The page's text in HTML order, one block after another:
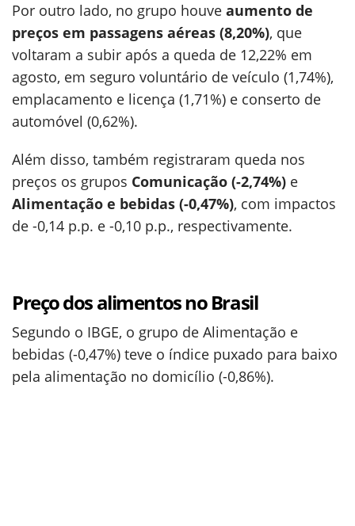
Por outro lado, no grupo houve aumento de
preços em passagens aéreas (8,20%), que
voltaram a subir após a queda de 12,22% em
agosto, em seguro voluntário de veículo (1,74%),
emplacamento e licença (1,71%) e conserto de
automóvel (0,62%).
Além disso, também registraram queda nos
preços os grupos Comunicação (-2,74%) e
Alimentação e bebidas (-0,47%), com impactos
de -0,14 p.p. e -0,10 p.p., respectivamente.
Preço dos alimentos no Brasil
Segundo o IBGE, o grupo de Alimentação e
bebidas (-0,47%) teve o índice puxado para baixo
pela alimentação no domicílio (-0,86%).